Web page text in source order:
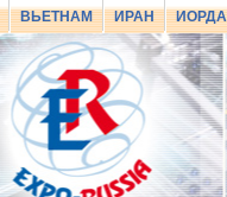
ВЬЕТНАМ ИРАН